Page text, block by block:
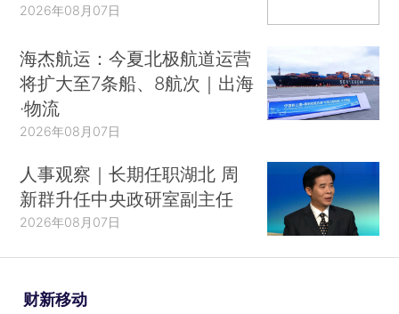
2026年08月07日
海杰航运：今夏北极航道运营
将扩大至7条船、8航次｜出海
·物流
2026年08月07日
人事观察｜长期任职湖北 周
新群升任中央政研室副主任
2026年08月07日
财新移动